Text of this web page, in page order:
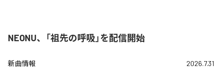
NEONU、「祖先の呼吸」を配信開始
新曲情報 2026.7.31